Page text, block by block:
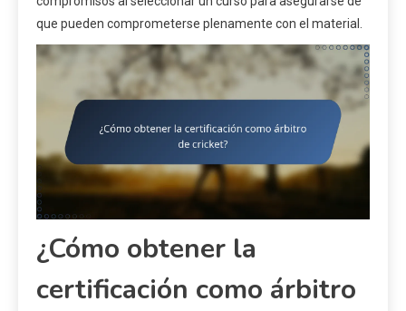
que pueden comprometerse plenamente con el material.
¿Cómo obtener la
certificación como árbitro